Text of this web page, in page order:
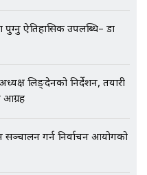
|
पुग्नु ऐतिहासिक उपलब्धि– डा
लिङ्देनको निर्देशन, तयारी
आग्रह
सञ्चालन गर्न निर्वाचन आयोगको